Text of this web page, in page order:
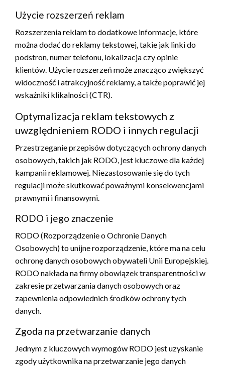
Użycie rozszerzeń reklam
Rozszerzenia reklam to dodatkowe informacje, które
można dodać do reklamy tekstowej, takie jak linki do
podstron, numer telefonu, lokalizacja czy opinie
klientów. Użycie rozszerzeń może znacząco zwiększyć
widoczność i atrakcyjność reklamy, a także poprawić jej
wskaźniki klikalności (CTR).
Optymalizacja reklam tekstowych z
uwzględnieniem RODO i innych regulacji
Przestrzeganie przepisów dotyczących ochrony danych
osobowych, takich jak RODO, jest kluczowe dla każdej
kampanii reklamowej. Niezastosowanie się do tych
regulacji może skutkować poważnymi konsekwencjami
prawnymi i finansowymi.
RODO i jego znaczenie
RODO (Rozporządzenie o Ochronie Danych
Osobowych) to unijne rozporządzenie, które ma na celu
ochronę danych osobowych obywateli Unii Europejskiej.
RODO nakłada na firmy obowiązek transparentności w
zakresie przetwarzania danych osobowych oraz
zapewnienia odpowiednich środków ochrony tych
danych.
Zgoda na przetwarzanie danych
Jednym z kluczowych wymogów RODO jest uzyskanie
zgody użytkownika na przetwarzanie jego danych